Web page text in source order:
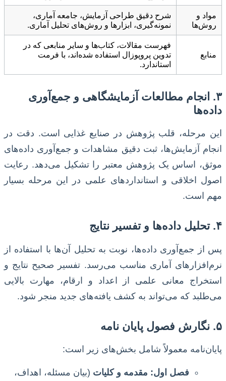
مواد و
روش‌ها
شرح دقیق طراحی آزمایش، جامعه آماری،
نمونه‌گیری، ابزارها و روش‌های تحلیل آماری.
منابع
فهرست مقالات، کتاب‌ها و سایر منابعی که در
تدوین پروپوزال استفاده شده‌اند، با فرمت
استاندارد.
۳. انجام مطالعات آزمایشگاهی و جمع‌آوری
داده‌ها
این مرحله، قلب پژوهش در صنایع غذایی است. دقت در
انجام آزمایش‌ها، ثبت دقیق مشاهدات و جمع‌آوری داده‌های
موثق، اساس یک پژوهش معتبر را تشکیل می‌دهد. رعایت
اصول اخلاقی و استانداردهای علمی در این مرحله بسیار
مهم است.
۴. تحلیل داده‌ها و تفسیر نتایج
پس از جمع‌آوری داده‌ها، نوبت به تحلیل آن‌ها با استفاده از
نرم‌افزارهای آماری مناسب می‌رسد. تفسیر صحیح نتایج و
استخراج معانی علمی از اعداد و ارقام، مهارت بالایی
می‌طلبد که می‌تواند به کشف یافته‌های جدید منجر شود.
۵. نگارش فصول پایان نامه
پایان‌نامه معمولاً شامل بخش‌های زیر است:
فصل اول: مقدمه و کلیات (بیان مسئله، اهداف،